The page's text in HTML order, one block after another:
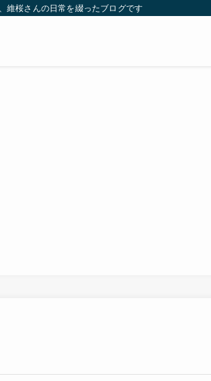
維桜さんの日常を綴ったブログです